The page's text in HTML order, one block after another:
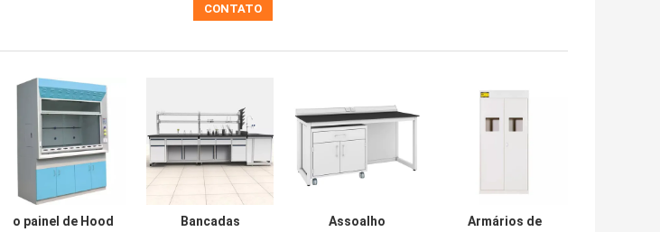
o painel de Hood
Bancadas
Assoalho
Armários de